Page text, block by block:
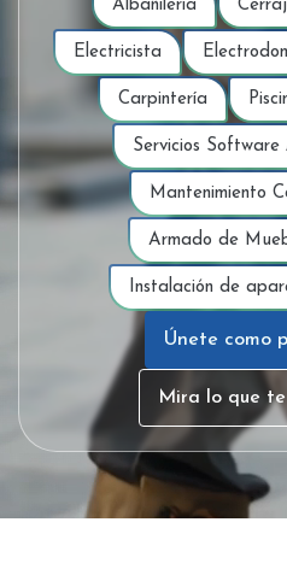
Albañilería
Electricista
Carpintería
Servicios Software
Mantenimiento
Armado de
Instalación de
Únete como
Mira lo que